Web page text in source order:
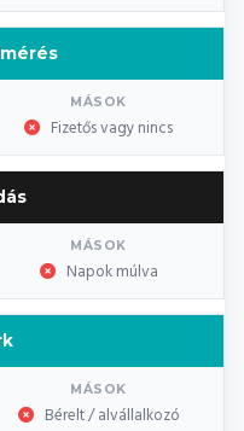
Fizetős vagy nincs
Napok múlva
Bérelt / alvállalkozó